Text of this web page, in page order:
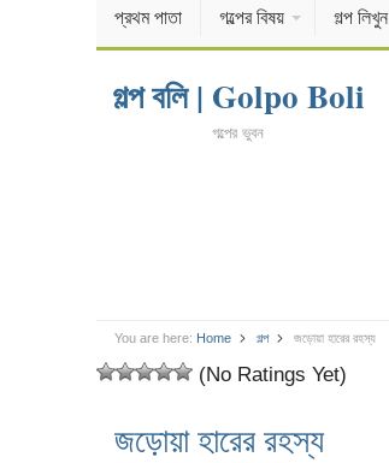
প্রথম পাতা গল্পের বিষয় গল্প লিখুন
গল্প বলি | Golpo Boli
গল্পের ভুবন
You are here: Home গল্প জড়োয়া হারের রহস্য
(No Ratings Yet)
জড়োয়া হারের রহস্য